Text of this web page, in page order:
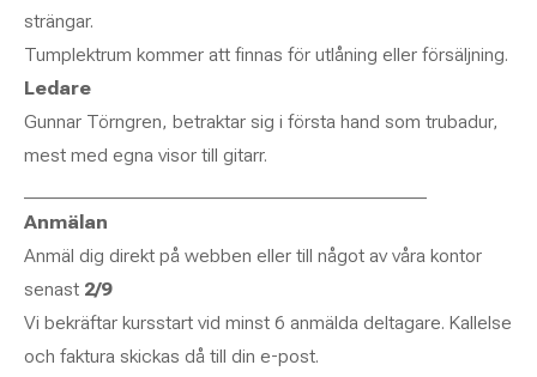
strängar.
Tumplektrum kommer att finnas för utlåning eller försäljning.
Ledare
Gunnar Törngren, betraktar sig i första hand som trubadur,
mest med egna visor till gitarr.
Anmälan
Anmäl dig direkt på webben eller till något av våra kontor
senast 2/9
Vi bekräftar kursstart vid minst 6 anmälda deltagare. Kallelse
och faktura skickas då till din e-post.